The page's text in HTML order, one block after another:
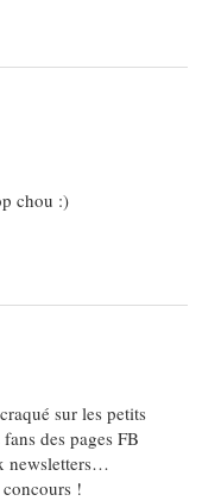
chou :)
sur les petits
des pages FB
newsletters…
!